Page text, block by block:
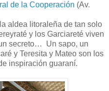
de la Cooperación (Av.
aldea litoraleña de tan solo
y los Garciareté viven
secreto… Un sapo, un
y Teresita y Mateo son los
inspiración guaraní.